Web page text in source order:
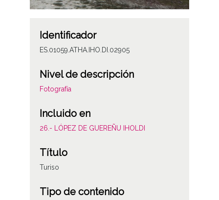
Identificador
ES.01059.ATHA.IHO.DI.02905
Nivel de descripción
Fotografía
Incluido en
26.- LÓPEZ DE GUEREÑU IHOLDI
Título
Turiso
Tipo de contenido